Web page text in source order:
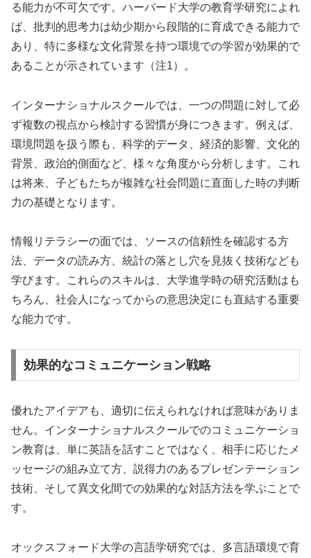
る能力が不可欠です。ハーバード大学の教育学研究によれ
ば、批判的思考力は幼少期から段階的に育成できる能力で
あり、特に多様な文化背景を持つ環境での学習が効果的で
あることが示されています（注1）。
インターナショナルスクールでは、一つの問題に対して必
ず複数の視点から検討する習慣が身につきます。例えば、
環境問題を扱う際も、科学的データ、経済的影響、文化的
背景、政治的側面など、様々な角度から分析します。これ
は将来、子どもたちが複雑な社会問題に直面した時の判断
力の基礎となります。
情報リテラシーの面では、ソースの信頼性を確認する方
法、データの読み方、統計の落とし穴を見抜く技術なども
学びます。これらのスキルは、大学進学時の研究活動はも
ちろん、社会人になってからの意思決定にも直結する重要
な能力です。
効果的なコミュニケーション戦略
優れたアイデアも、適切に伝えられなければ意味がありま
せん。インターナショナルスクールでのコミュニケーショ
ン教育は、単に英語を話すことではなく、相手に応じたメ
ッセージの組み立て方、説得力のあるプレゼンテーション
技術、そして異文化間での効果的な対話方法を学ぶことで
す。
オックスフォード大学の言語学研究では、多言語環境で育